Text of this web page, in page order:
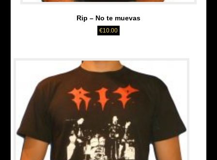
Rip – No te muevas
€10.00